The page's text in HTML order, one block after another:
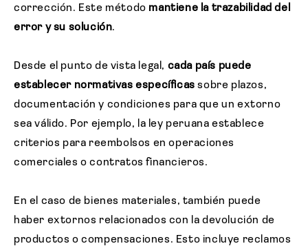
corrección. Este método mantiene la trazabilidad del
error y su solución.
Desde el punto de vista legal, cada país puede
establecer normativas específicas sobre plazos,
documentación y condiciones para que un extorno
sea válido. Por ejemplo, la ley peruana establece
criterios para reembolsos en operaciones
comerciales o contratos financieros.
En el caso de bienes materiales, también puede
haber extornos relacionados con la devolución de
productos o compensaciones. Esto incluye reclamos